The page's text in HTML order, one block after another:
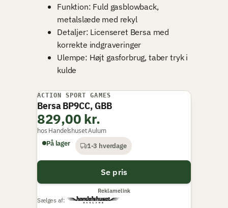
Funktion: Fuld gasblowback,
metalslæde med rekyl
Detaljer: Licenseret Bersa med
korrekte indgraveringer
Ulempe: Højt gasforbrug, taber tryk i
kulde
VI ANBEFALER
ACTION SPORT GAMES
Bersa BP9CC, GBB
829,00 kr.
hos Handelshuset Aulum
På lager
1-3 hverdage
Se pris
Reklamelink
Sælges af: